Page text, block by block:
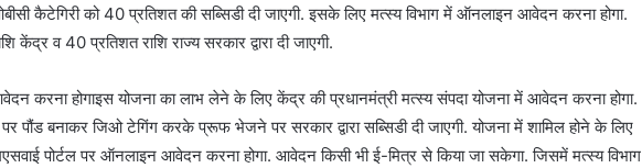
कैटेगिरी को 40 प्रतिशत की सब्सिडी दी जाएगी. इसके लिए मत्स्य विभाग में ऑनलाइन आवेदन करना होगा.
केंद्र व 40 प्रतिशत राशि राज्य सरकार द्वारा दी जाएगी.
करना होगाइस योजना का लाभ लेने के लिए केंद्र की प्रधानमंत्री मत्स्य संपदा योजना में आवेदन करना होगा.
पर पौंड बनाकर जिओ टेगिंग करके प्रूफ भेजने पर सरकार द्वारा सब्सिडी दी जाएगी. योजना में शामिल होने के लिए
पोर्टल पर ऑनलाइन आवेदन करना होगा. आवेदन किसी भी ई-मित्र से किया जा सकेगा. जिसमें मत्स्य विभाग